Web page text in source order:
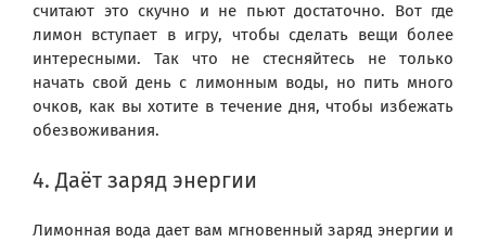
считают это скучно и не пьют достаточно. Вот где
лимон вступает в игру, чтобы сделать вещи более
интересными. Так что не стесняйтесь не только
начать свой день с лимонным воды, но пить много
очков, как вы хотите в течение дня, чтобы избежать
обезвоживания.
4. Даёт заряд энергии
Лимонная вода дает вам мгновенный заряд энергии и